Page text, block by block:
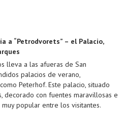
a “Petrodvorets” – el Palacio,
lleva a las afueras de San
palacios de verano,
Peterhof. Este palacio, situado
decorado con fuentes maravillosas e
popular entre los visitantes.